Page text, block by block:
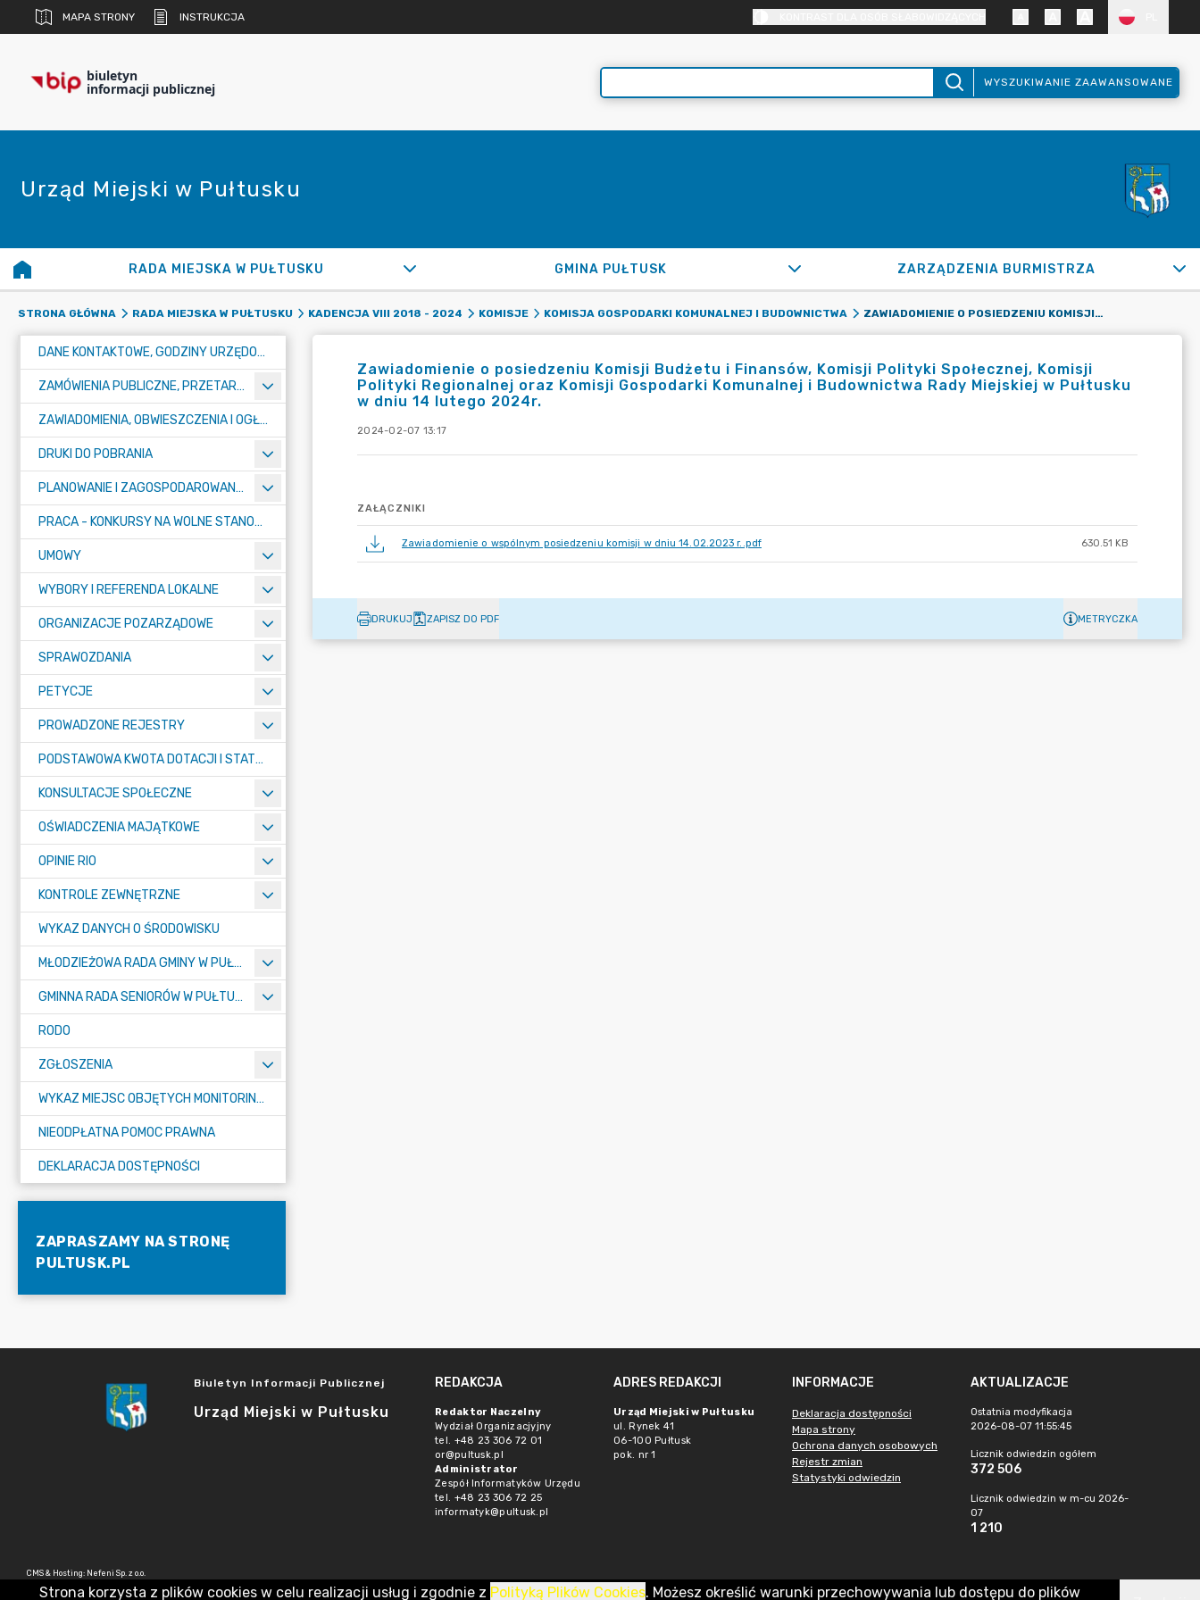
MAPA STRONY INSTRUKCJA
biuletyn
informacji publicznej WYSZUKIWANIE ZAAWANSOWANE
Urząd Miejski w Pułtusku
RADA MIEJSKA W PUŁTUSKU GMINA PUŁTUSK ZARZĄDZENIA BURMISTRZA
STRONA GŁÓWNA RADA MIEJSKA W PUŁTUSKU KADENCJA VIII 2018 - 2024 KOMISJE KOMISJA GOSPODARKI KOMUNALNEJ I BUDOWNICTWA ZAWIADOMIENIE O POSIEDZENIU KOMISJI BUDŻETU I FINANSÓW, KOMISJI POLITYKI SPOŁECZNEJ, KOMISJI POLITYKI REGIONALNEJ ORAZ KOMISJI GOSPODARKI KOMUNALNEJ I BUDOWNICTWA RADY MIEJSKIEJ W PUŁTUSKU W DNIU 14 LUTEGO 2024R.
DANE KONTAKTOWE, GODZINY URZĘDOWANIA I NUMER KONTA BANKOWEGO
ZAMÓWIENIA PUBLICZNE, PRZETARGI, KONKURSY
ZAWIADOMIENIA, OBWIESZCZENIA I OGŁOSZENIA
DRUKI DO POBRANIA
PLANOWANIE I ZAGOSPODAROWANIE PRZESTRZENNE
PRACA - KONKURSY NA WOLNE STANOWISKA
UMOWY
WYBORY I REFERENDA LOKALNE
ORGANIZACJE POZARZĄDOWE
SPRAWOZDANIA
PETYCJE
PROWADZONE REJESTRY
PODSTAWOWA KWOTA DOTACJI I STATYSTYCZNA LICZBA UCZNIÓW
KONSULTACJE SPOŁECZNE
OŚWIADCZENIA MAJĄTKOWE
OPINIE RIO
KONTROLE ZEWNĘTRZNE
WYKAZ DANYCH O ŚRODOWISKU
MŁODZIEŻOWA RADA GMINY W PUŁTUSKU
GMINNA RADA SENIORÓW W PUŁTUSKU
RODO
ZGŁOSZENIA
WYKAZ MIEJSC OBJĘTYCH MONITORINGIEM
NIEODPŁATNA POMOC PRAWNA
DEKLARACJA DOSTĘPNOŚCI
ZAPRASZAMY NA STRONĘ
PULTUSK.PL
Zawiadomienie o posiedzeniu Komisji Budżetu i Finansów, Komisji Polityki Społecznej, Komisji
Polityki Regionalnej oraz Komisji Gospodarki Komunalnej i Budownictwa Rady Miejskiej w Pułtusku
w dniu 14 lutego 2024r.
2024-02-07 13:17
ZAŁĄCZNIKI
Zawiadomienie o wspólnym posiedzeniu komisji w dniu 14.02.2023 r..pdf 630.51 KB
DRUKUJ ZAPISZ DO PDF METRYCZKA
Biuletyn Informacji Publicznej
Urząd Miejski w Pułtusku
REDAKCJA
Redaktor Naczelny
Wydział Organizacjyjny
tel. +48 23 306 72 01
or@pultusk.pl
Administrator
Zespół Informatyków Urzędu
tel. +48 23 306 72 25
informatyk@pultusk.pl
ADRES REDAKCJI
Urząd Miejski w Pułtusku
ul. Rynek 41
06-100 Pułtusk
pok. nr 1
INFORMACJE
Deklaracja dostępności
Mapa strony
Ochrona danych osobowych
Rejestr zmian
Statystyki odwiedzin
AKTUALIZACJE
Ostatnia modyfikacja
2026-08-07 11:55:45
Licznik odwiedzin ogółem
372 506
Licznik odwiedzin w m-cu 2026-
07
1 210
CMS & Hosting: Nefeni Sp. z o.o.
Strona korzysta z plików cookies w celu realizacji usług i zgodnie z Polityką Plików Cookies. Możesz określić warunki przechowywania lub dostępu do plików